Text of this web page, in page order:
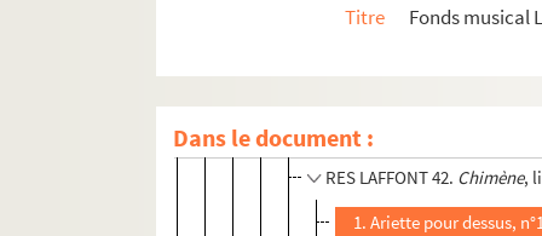
Titre
Fonds musical
Dans le document :
Niccolo Piccinni
Antonio Sacchini
RES LAFFONT 42. Chimène,
1. Ariette pour dessus,